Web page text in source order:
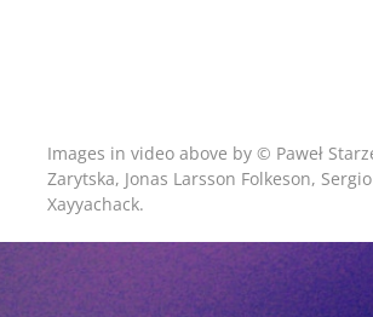
Images in video above by © Paweł
Zarytska, Jonas Larsson Folkeson,
Xayyachack.